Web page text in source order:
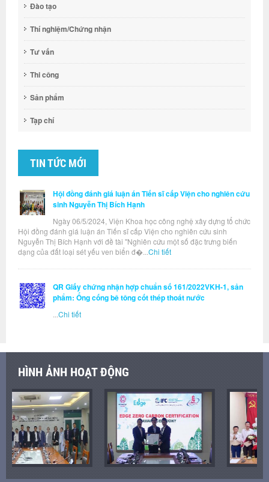
Đào tạo
Thí nghiệm/Chứng nhận
Tư vấn
Thi công
Sản phẩm
Tạp chí
TIN TỨC MỚI
Hội đồng đánh giá luận án Tiến sĩ cấp Viện cho nghiên cứu
sinh Nguyễn Thị Bích Hạnh
Ngày 06/5/2024, Viện Khoa học công nghệ xây dựng tổ chức
Hội đồng đánh giá luận án Tiến sĩ cấp Viện cho nghiên cứu sinh
Nguyễn Thị Bích Hạnh với đề tài "Nghiên cứu một số đặc trưng biến
dạng của đất loại sét yếu ven biển đ�... Chi tiết
QR Giấy chứng nhận hợp chuẩn số 161/2022VKH-1, sản
phẩm: Ống cống bê tông cốt thép thoát nước
Chi tiết
HÌNH ẢNH HOẠT ĐỘNG